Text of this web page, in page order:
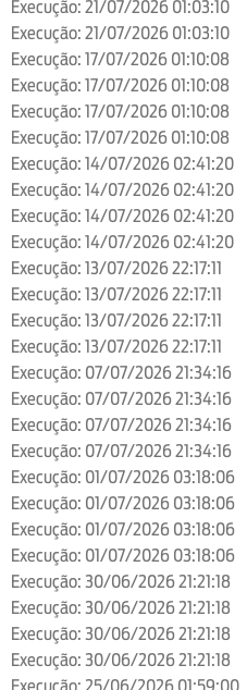
Execução: 21/07/2026 01:03:10
Execução: 21/07/2026 01:03:10
Execução: 17/07/2026 01:10:08
Execução: 17/07/2026 01:10:08
Execução: 17/07/2026 01:10:08
Execução: 17/07/2026 01:10:08
Execução: 14/07/2026 02:41:20
Execução: 14/07/2026 02:41:20
Execução: 14/07/2026 02:41:20
Execução: 14/07/2026 02:41:20
Execução: 13/07/2026 22:17:11
Execução: 13/07/2026 22:17:11
Execução: 13/07/2026 22:17:11
Execução: 13/07/2026 22:17:11
Execução: 07/07/2026 21:34:16
Execução: 07/07/2026 21:34:16
Execução: 07/07/2026 21:34:16
Execução: 07/07/2026 21:34:16
Execução: 01/07/2026 03:18:06
Execução: 01/07/2026 03:18:06
Execução: 01/07/2026 03:18:06
Execução: 01/07/2026 03:18:06
Execução: 30/06/2026 21:21:18
Execução: 30/06/2026 21:21:18
Execução: 30/06/2026 21:21:18
Execução: 30/06/2026 21:21:18